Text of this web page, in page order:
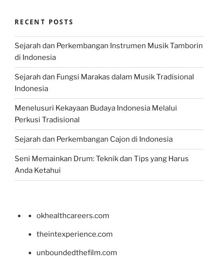
RECENT POSTS
Sejarah dan Perkembangan Instrumen Musik Tamborin
di Indonesia
Sejarah dan Fungsi Marakas dalam Musik Tradisional
Indonesia
Menelusuri Kekayaan Budaya Indonesia Melalui
Perkusi Tradisional
Sejarah dan Perkembangan Cajon di Indonesia
Seni Memainkan Drum: Teknik dan Tips yang Harus
Anda Ketahui
okhealthcareers.com
theintexperience.com
unboundedthefilm.com